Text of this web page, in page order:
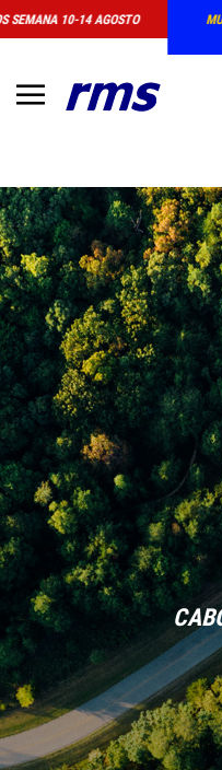
MUITO IMPORTANTE: A LOJA